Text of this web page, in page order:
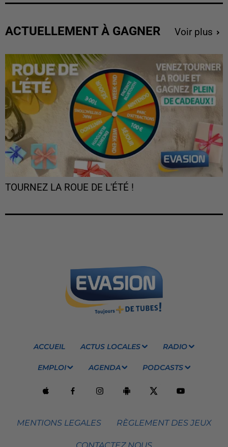
ACTUELLEMENT À GAGNER Voir plus
TOURNEZ LA ROUE DE L'ÉTÉ !
ACCUEIL ACTUS LOCALES RADIO
EMPLOI AGENDA PODCASTS
MENTIONS LEGALES RÈGLEMENT DES JEUX